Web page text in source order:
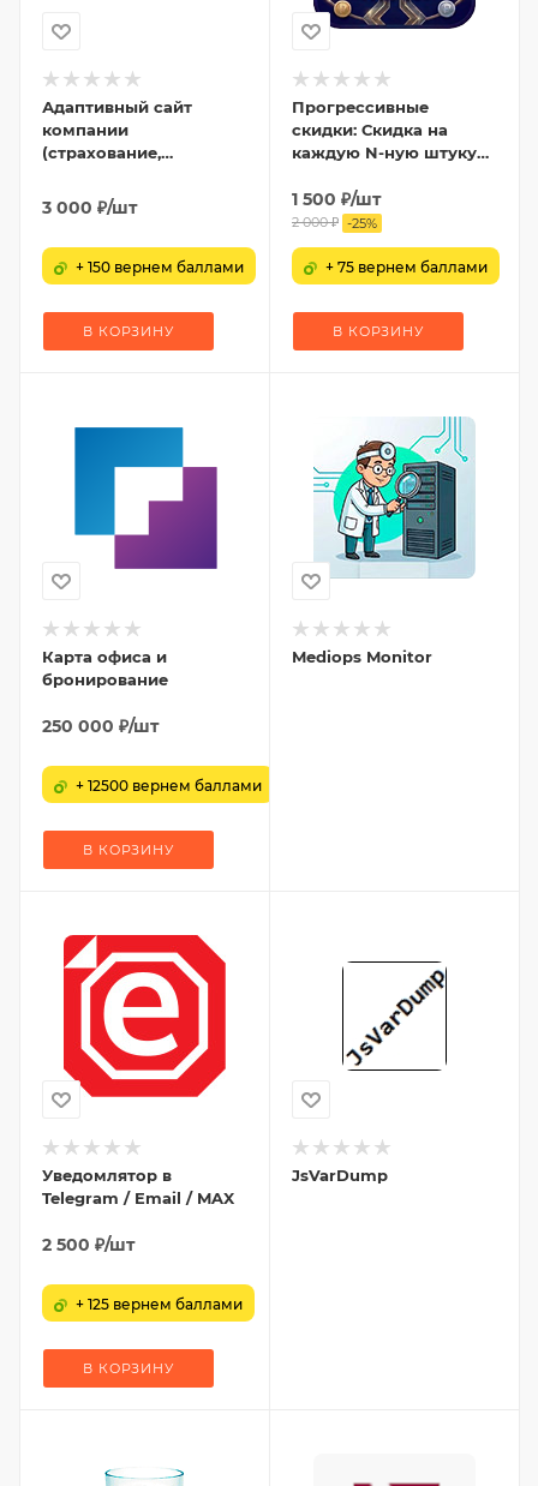
Адаптивный сайт
компании
(страхование,
юридические услуги,
бухгалтерские услуги)
3 000 ₽/шт
+ 150 вернем баллами
В КОРЗИНУ
Прогрессивные
скидки: Скидка на
каждую N-ную штуку
1 500 ₽/шт
2 000₽ -25%
+ 75 вернем баллами
В КОРЗИНУ
Карта офиса и
бронирование
250 000 ₽/шт
+ 12500 вернем баллами
В КОРЗИНУ
Mediops Monitor
Уведомлятор в
Telegram / Email / MAX
2 500 ₽/шт
+ 125 вернем баллами
В КОРЗИНУ
JsVarDump